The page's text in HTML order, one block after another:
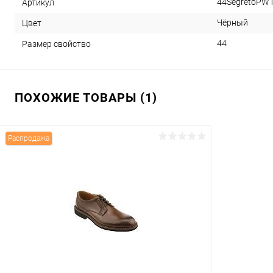
Артикул
Цвет Чёрный
Размер свойство 44
ПОХОЖИЕ ТОВАРЫ (1)
Распродажа